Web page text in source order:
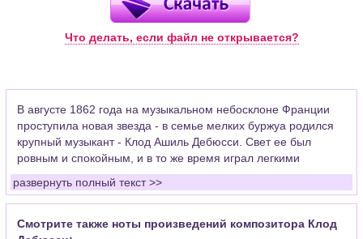
Что делать, если файл не открывается?
В августе 1862 года на музыкальном небосклоне Франции
проступила новая звезда - в семье мелких буржуа родился
крупный музыкант - Клод Ашиль Дебюсси. Свет ее был
ровным и спокойным, и в то же время играл легкими
восхитительными красками.
Клод Дебюсси появился, чтобы создавать новую музыку -
еще будучи студентом парижской консерватории, он
проявлял самостоятельное творческое мышление и
развернуть полный текст >>
Смотрите также ноты произведений композитора Клод